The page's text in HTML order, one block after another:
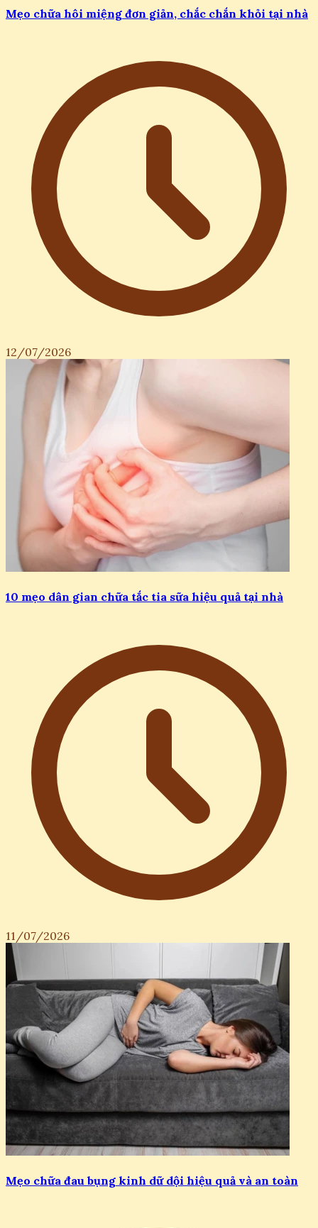
Mẹo chữa hôi miệng đơn giản, chắc chắn khỏi tại nhà
12/07/2026
10 mẹo dân gian chữa tắc tia sữa hiệu quả tại nhà
11/07/2026
Mẹo chữa đau bụng kinh dữ dội hiệu quả và an toàn